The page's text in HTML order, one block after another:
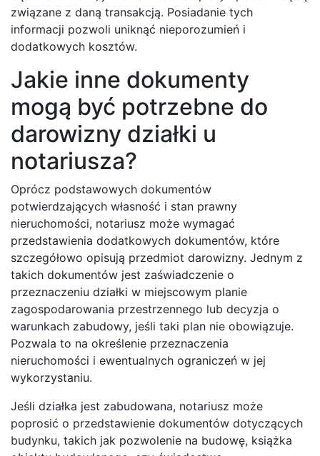
związane z daną transakcją. Posiadanie tych
informacji pozwoli uniknąć nieporozumień i
dodatkowych kosztów.
Jakie inne dokumenty
mogą być potrzebne do
darowizny działki u
notariusza?
Oprócz podstawowych dokumentów
potwierdzających własność i stan prawny
nieruchomości, notariusz może wymagać
przedstawienia dodatkowych dokumentów, które
szczegółowo opisują przedmiot darowizny. Jednym z
takich dokumentów jest zaświadczenie o
przeznaczeniu działki w miejscowym planie
zagospodarowania przestrzennego lub decyzja o
warunkach zabudowy, jeśli taki plan nie obowiązuje.
Pozwala to na określenie przeznaczenia
nieruchomości i ewentualnych ograniczeń w jej
wykorzystaniu.
Jeśli działka jest zabudowana, notariusz może
poprosić o przedstawienie dokumentów dotyczących
budynku, takich jak pozwolenie na budowę, książka